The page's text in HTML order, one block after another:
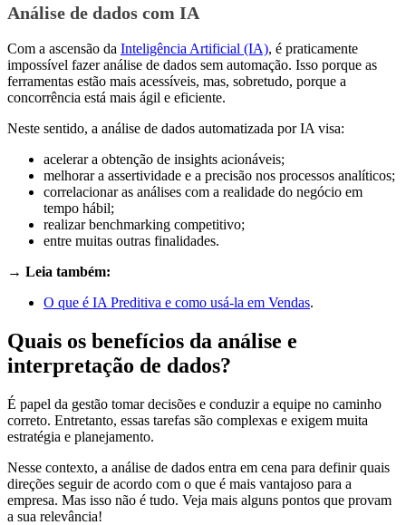
Análise de dados com IA
Com a ascensão da Inteligência Artificial (IA), é praticamente
impossível fazer análise de dados sem automação. Isso porque as
ferramentas estão mais acessíveis, mas, sobretudo, porque a
concorrência está mais ágil e eficiente.
Neste sentido, a análise de dados automatizada por IA visa:
acelerar a obtenção de insights acionáveis;
melhorar a assertividade e a precisão nos processos analíticos;
correlacionar as análises com a realidade do negócio em
tempo hábil;
realizar benchmarking competitivo;
entre muitas outras finalidades.
→ Leia também:
O que é IA Preditiva e como usá-la em Vendas.
Quais os benefícios da análise e
interpretação de dados?
É papel da gestão tomar decisões e conduzir a equipe no caminho
correto. Entretanto, essas tarefas são complexas e exigem muita
estratégia e planejamento.
Nesse contexto, a análise de dados entra em cena para definir quais
direções seguir de acordo com o que é mais vantajoso para a
empresa. Mas isso não é tudo. Veja mais alguns pontos que provam
a sua relevância!